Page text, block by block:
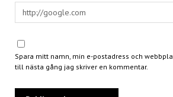
Spara mitt namn, min e-postadress och
till nästa gång jag skriver en kommentar.